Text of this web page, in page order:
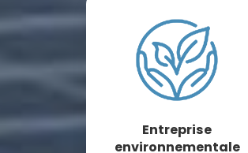
Entreprise
environnementale